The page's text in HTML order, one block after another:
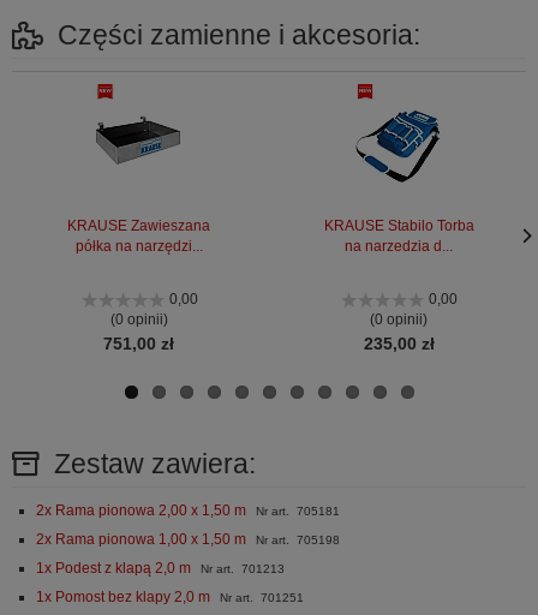
Części zamienne i akcesoria:
KRAUSE Zawieszana
półka na narzędzi...
0,00
(0 opinii)
751,00 zł
KRAUSE Stabilo Torba
na narzedzia d...
0,00
(0 opinii)
235,00 zł
Zestaw zawiera:
2x Rama pionowa 2,00 x 1,50 m Nr art. 705181
2x Rama pionowa 1,00 x 1,50 m Nr art. 705198
1x Podest z klapą 2,0 m Nr art. 701213
1x Pomost bez klapy 2,0 m Nr art. 701251